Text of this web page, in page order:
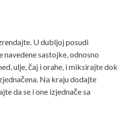
U dubljoj posudi
navedene sastojke, odnosno
ulje, čaj i orahe, i miksirajte dok
Na kraju dodajte
da se i one izjednače sa